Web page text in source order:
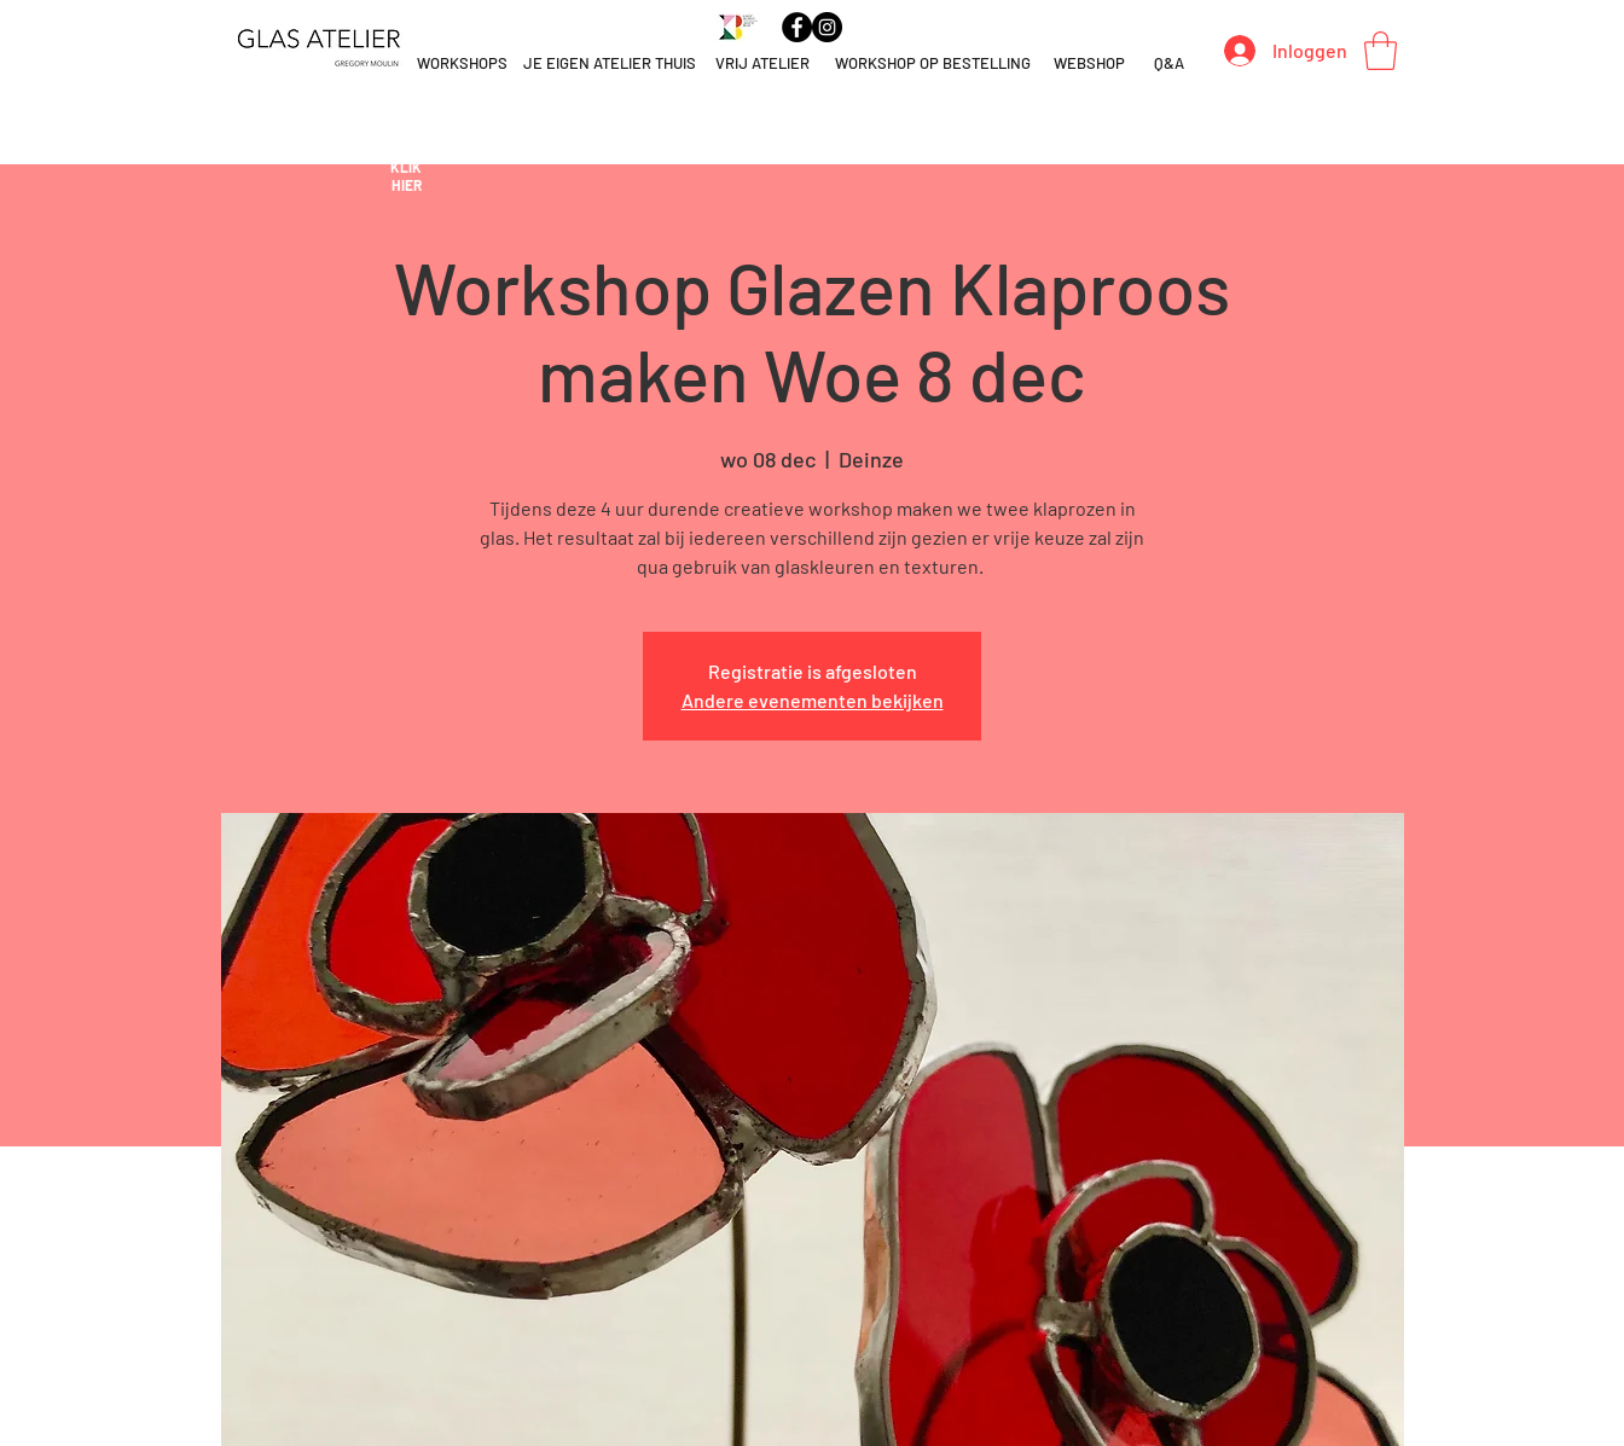
WORKSHOPS JE EIGEN ATELIER THUIS VRIJ ATELIER WORKSHOP OP BESTELLING WEBSHOP Q&A
Inloggen
KLIK
HIER
Workshop Glazen Klaproos
maken Woe 8 dec
wo 08 dec
  |
Deinze
Tijdens deze 4 uur durende creatieve workshop maken we twee klaprozen in
glas. Het resultaat zal bij iedereen verschillend zijn gezien er vrije keuze zal zijn
qua gebruik van glaskleuren en texturen.
Registratie is afgesloten
Andere evenementen bekijken